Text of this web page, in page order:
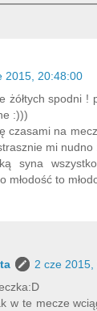
2015, 20:48:00
żółtych spodni !
:)))
czasami na
mi nudno
syna
młodość to
2 cze
w te mecze